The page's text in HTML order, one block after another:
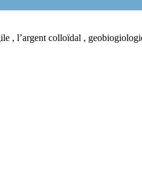
, l’argent colloïdal ,